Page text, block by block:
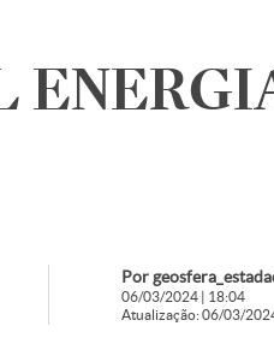
Por
06/03/2024 | 18:04
Atualização: 06/03/